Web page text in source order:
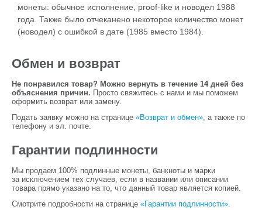
монеты: обычное исполнение, proof-like и новодел 1988
года. Также было отчеканено некоторое количество монет
(новодел) с ошибкой в дате (1985 вместо 1984).
Обмен и возврат
Не понравился товар? Можно вернуть в течение 14 дней без
объяснения причин. Просто свяжитесь с нами и мы поможем
оформить возврат или замену.
Подать заявку можно на странице «Возврат и обмен», а также по
телефону и эл. почте.
Гарантии подлинности
Мы продаем 100% подлинные монеты, банкноты и марки
за исключением тех случаев, если в названии или описании
товара прямо указано на то, что данный товар является копией.
Смотрите подробности на странице «Гарантии подлинности».